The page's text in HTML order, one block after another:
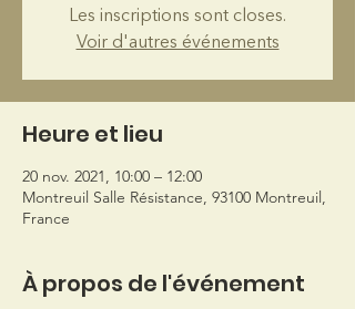
Les inscriptions sont closes.
Voir d'autres événements
Heure et lieu
20 nov. 2021, 10:00 – 12:00
Montreuil Salle Résistance, 93100 Montreuil,
France
À propos de l'événement